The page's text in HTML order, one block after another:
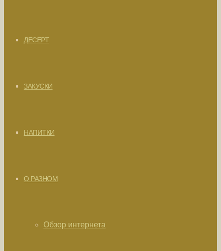
ДЕСЕРТ
ЗАКУСКИ
НАПИТКИ
О РАЗНОМ
Обзор интернета